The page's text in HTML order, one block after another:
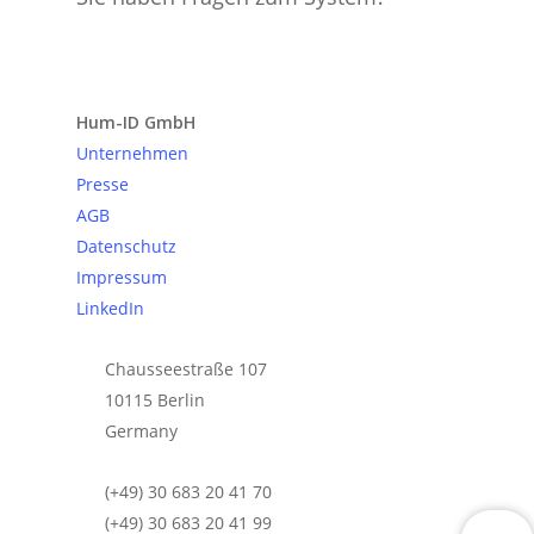
Hum-ID GmbH
Unternehmen
Presse
AGB
Datenschutz
Impressum
LinkedIn
Chausseestraße 107
10115 Berlin
Germany
(+49) 30 683 20 41 70
(+49) 30 683 20 41 99